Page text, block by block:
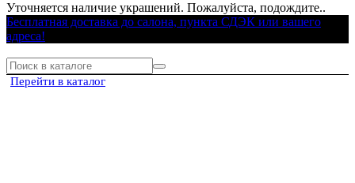
Уточняется наличие украшений. Пожалуйста, подождите..
Бесплатная доставка до салона, пункта СДЭК или вашего
адреса!
Перейти в каталог